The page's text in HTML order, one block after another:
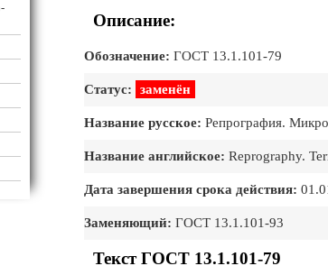
Описание:
Обозначение: ГОСТ 13.1.101-79
Статус: заменён
Название русское: Репрография.
Название английское: Reprography.
Дата завершения срока действия:
Заменяющий: ГОСТ 13.1.101-93
Текст ГОСТ 13.1.101-79